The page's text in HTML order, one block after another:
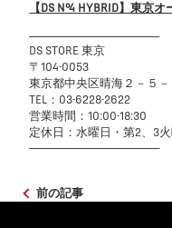
【DS N°4 HYBRID】東京
────────────────
DS STORE 東京
〒104-0053
東京都中央区晴海２－５－
TEL：03-6228-2622
営業時間：10:00-18:30
定休日：水曜日・第2、3火
────────────────
前の記事